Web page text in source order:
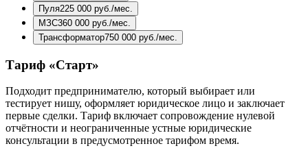
Пуля225 000 руб./мес.
МЗС360 000 руб./мес.
Трансформатор750 000 руб./мес.
Тариф «Старт»
Подходит предпринимателю, который выбирает или
тестирует нишу, оформляет юридическое лицо и заключает
первые сделки. Тариф включает сопровождение нулевой
отчётности и неограниченные устные юридические
консультации в предусмотренное тарифом время.